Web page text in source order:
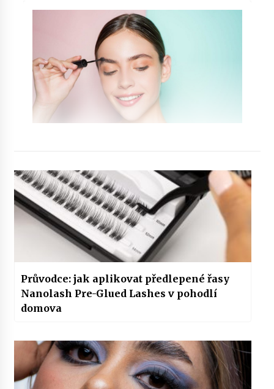
Průvodce: jak aplikovat předlepené řasy
Nanolash Pre-Glued Lashes v pohodlí
domova